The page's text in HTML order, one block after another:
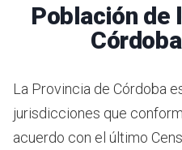
Población de
La Provincia de Córdoba
jurisdicciones que
acuerdo con el último